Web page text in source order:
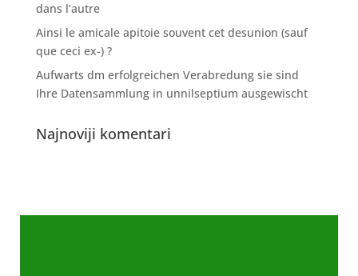
dans l’autre
Ainsi le amicale apitoie souvent cet desunion (sauf
que ceci ex-) ?
Aufwarts dm erfolgreichen Verabredung sie sind
Ihre Datensammlung in unnilseptium ausgewischt
Najnoviji komentari